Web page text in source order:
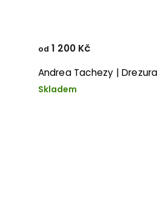
Andrea Tachezy | Drezura
Skladem
od 1 200 Kč